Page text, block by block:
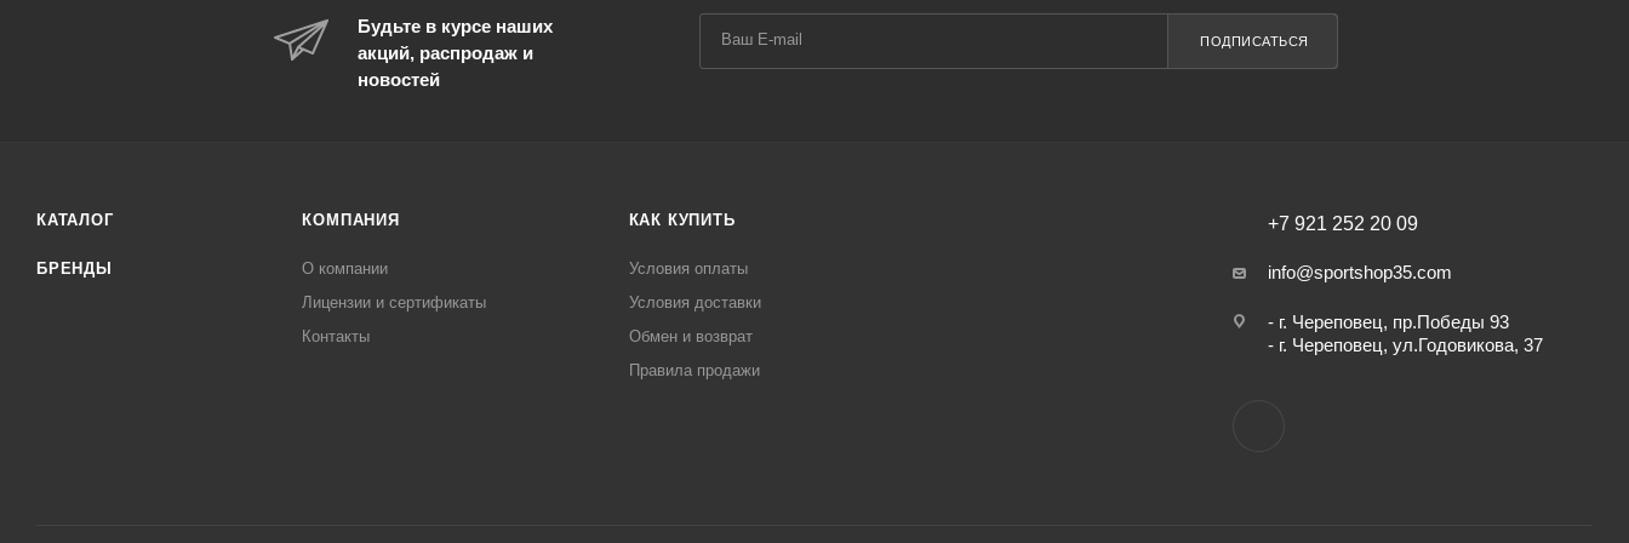
Будьте в курсе наших
акций, распродаж и
новостей
ПОДПИСАТЬСЯ
КАТАЛОГ
БРЕНДЫ
КОМПАНИЯ
О компании
Лицензии и сертификаты
Контакты
КАК КУПИТЬ
Условия оплаты
Условия доставки
Обмен и возврат
Правила продажи
+7 921 252 20 09
info@sportshop35.com
- г. Череповец, пр.Победы 93
- г. Череповец, ул.Годовикова, 37